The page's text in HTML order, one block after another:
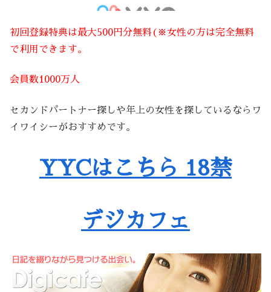
初回登録特典は最大500円分無料(※女性の方は完全無料
で利用できます。
会員数1000万人
セカンドパートナー探しや年上の女性を探しているならワ
イワイシーがおすすめです。
YYCはこちら 18禁
デジカフェ